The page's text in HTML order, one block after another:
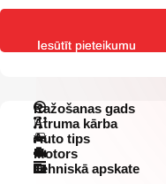
Ražošanas gads
Ātruma kārba
Auto tips
Motors
Tehniskā apskate